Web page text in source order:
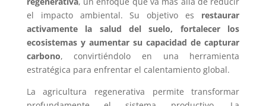
el impacto ambiental. Su objetivo es restaurar
activamente la salud del suelo, fortalecer los
ecosistemas y aumentar su capacidad de capturar
carbono, convirtiéndolo en una herramienta
estratégica para enfrentar el calentamiento global.
La agricultura regenerativa permite transformar